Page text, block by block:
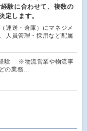
験に合わせて、複数の
定します。
運送・倉庫）にマネジメ
人員管理・採用など配属
験 ※物流営業や物流事
の業務…